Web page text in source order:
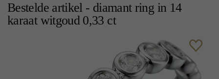
Bestelde artikel - diamant ring in 14
karaat witgoud 0,33 ct